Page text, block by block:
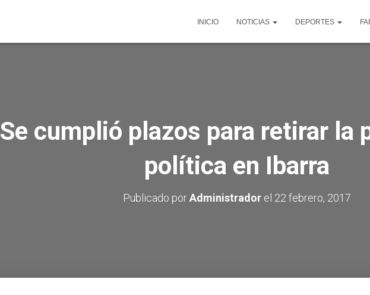
INICIO NOTICIAS DEPORTES
Se cumplió plazos para retirar la
política en Ibarra
Publicado porAdministrador el 22 febrero, 2017